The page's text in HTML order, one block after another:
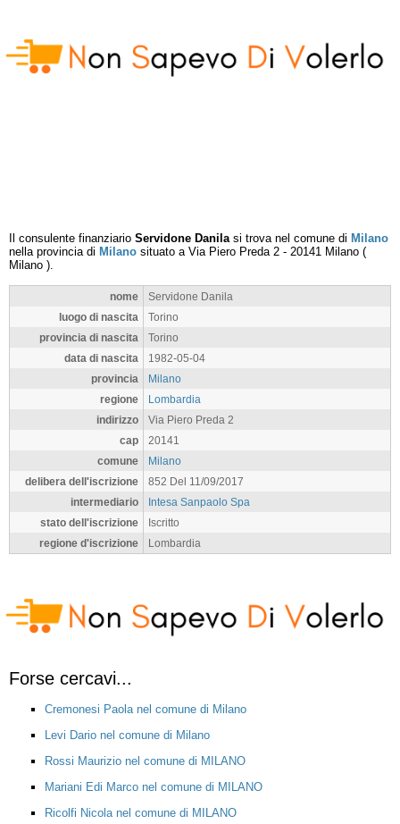
Il consulente finanziario Servidone Danilasi trova nel comune di Milano
nella provincia di Milano situato a Via Piero Preda 2 - 20141 Milano (
Milano ).
nome
Servidone Danila
luogo di nascita
Torino
provincia di nascita
Torino
data di nascita
1982-05-04
provincia
Milano
regione
Lombardia
indirizzo
Via Piero Preda 2
cap
20141
comune
Milano
delibera dell'iscrizione
852 Del 11/09/2017
intermediario
Intesa Sanpaolo Spa
stato dell'iscrizione
Iscritto
regione d'iscrizione
Lombardia
Forse cercavi...
Cremonesi Paola nel comune di Milano
Levi Dario nel comune di Milano
Rossi Maurizio nel comune di MILANO
Mariani Edi Marco nel comune di MILANO
Ricolfi Nicola nel comune di MILANO